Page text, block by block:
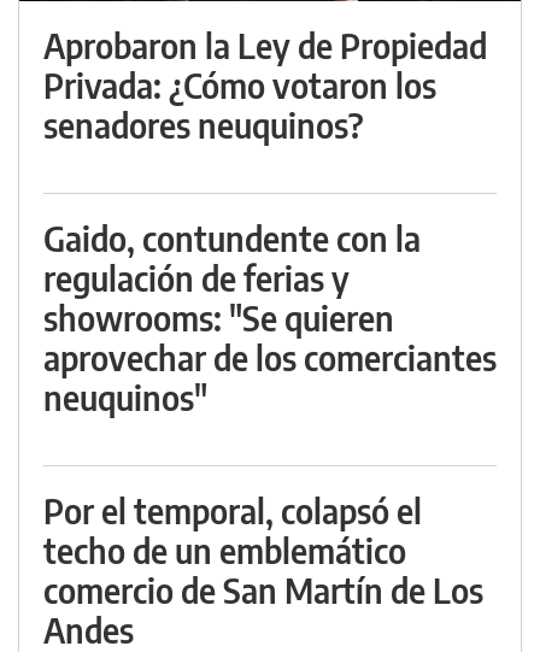
Aprobaron la Ley de Propiedad
Privada: ¿Cómo votaron los
senadores neuquinos?
Gaido, contundente con la
regulación de ferias y
showrooms: "Se quieren
aprovechar de los comerciantes
neuquinos"
Por el temporal, colapsó el
techo de un emblemático
comercio de San Martín de Los
Andes